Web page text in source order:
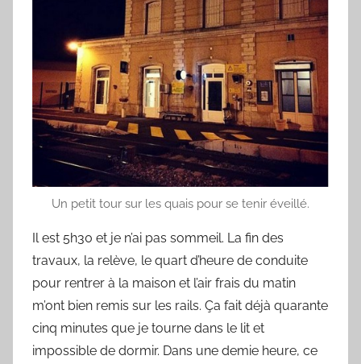
Un petit tour sur les quais pour se tenir éveillé.
Il est 5h30 et je n’ai pas sommeil. La fin des
travaux, la relève, le quart d’heure de conduite
pour rentrer à la maison et l’air frais du matin
m’ont bien remis sur les rails. Ça fait déjà quarante
cinq minutes que je tourne dans le lit et
impossible de dormir. Dans une demie heure, ce